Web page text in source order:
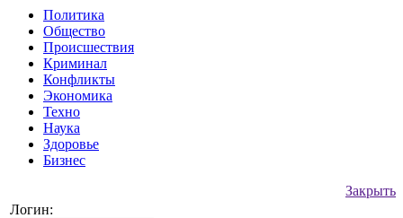
Политика
Общество
Происшествия
Криминал
Конфликты
Экономика
Техно
Наука
Здоровье
Бизнес
Закрыть
Логин: